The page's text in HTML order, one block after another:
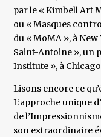
par le « Kimbell Art
ou « Masques
du « MoMA », à
Saint-Antoine », un
Institute », à
Lisons encore ce
L’approche unique
de
son extraordinaire